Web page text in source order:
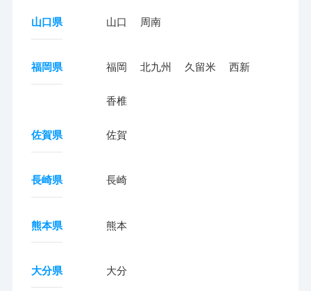
山口県 山口 周南
福岡県 福岡 北九州 久留米 西新
香椎
佐賀県 佐賀
長崎県 長崎
熊本県 熊本
大分県 大分